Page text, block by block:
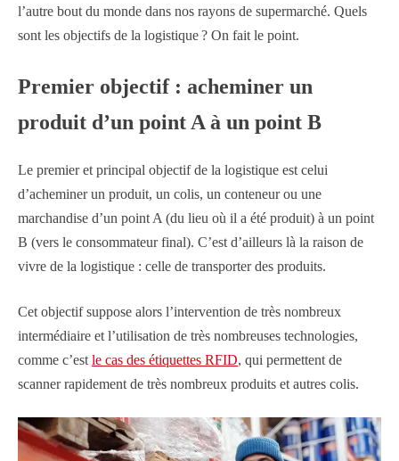
l’autre bout du monde dans nos rayons de supermarché. Quels
sont les objectifs de la logistique ? On fait le point.
Premier objectif : acheminer un
produit d’un point A à un point B
Le premier et principal objectif de la logistique est celui
d’acheminer un produit, un colis, un conteneur ou une
marchandise d’un point A (du lieu où il a été produit) à un point
B (vers le consommateur final). C’est d’ailleurs là la raison de
vivre de la logistique : celle de transporter des produits.
Cet objectif suppose alors l’intervention de très nombreux
intermédiaire et l’utilisation de très nombreuses technologies,
comme c’est le cas des étiquettes RFID, qui permettent de
scanner rapidement de très nombreux produits et autres colis.